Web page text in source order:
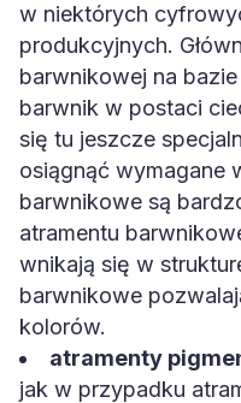
w niektórych
produkcyjnych.
barwnikowej na
barwnik w postaci
się tu jeszcze
osiągnąć wymagane
barwnikowe są
atramentu
wnikają się w
barwnikowe
kolorów.
atramenty
jak w przypadku